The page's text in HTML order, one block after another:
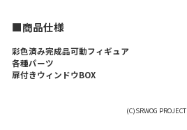
■商品仕様
彩色済み完成品可動フィギュア
各種パーツ
扉付きウィンドウBOX
(C)SRWOG PROJECT